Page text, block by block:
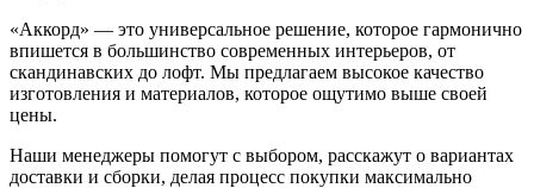
«Аккорд» — это универсальное решение, которое гармонично
впишется в большинство современных интерьеров, от
скандинавских до лофт. Мы предлагаем высокое качество
изготовления и материалов, которое ощутимо выше своей
цены.
Наши менеджеры помогут с выбором, расскажут о вариантах
доставки и сборки, делая процесс покупки максимально